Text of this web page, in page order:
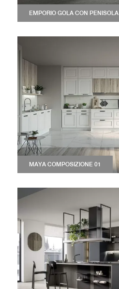
EMPORIO GOLA CON PENISOLA
MAYA COMPOSIZIONE 01